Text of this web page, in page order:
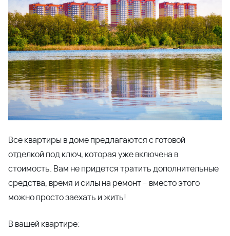
плитка на полу в санузлах;
водостойкая краска на стенах санузлов;
установлена вся сантехника и радиаторы;
мойка и электрическая плита на кухне.
ЖР Платовский– современный и
быстроразвивающийся, он расположился на берегу
Ростовского моря. Внутри района мы
чтобы вам было комфортно находиться на придомовой
территории. Удобные широкие аллеи создают
ощущение воздушности пространства и благоприятно
влияют на эмоциональное состояние. А обилие зелени,
сосновый бор и море рядом делают жилой район еще